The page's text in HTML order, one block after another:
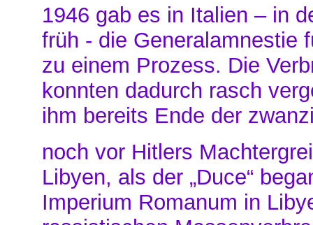
1946 gab es in Italien – in
früh - die Generalamnestie
zu einem Prozess. Die
konnten dadurch rasch
ihm bereits Ende der
noch vor Hitlers
Libyen, als der „Duce“
Imperium Romanum in